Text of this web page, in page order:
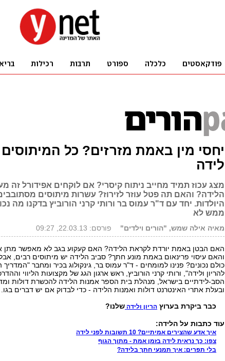
יחסי מין באמת מזרזים? כל
לידה
מצג עכוז תמיד מחייב ניתוח קיסרי? אם לוקחים אפידורל זה
הלידה? והאם תה פטל עוזר לזירוז? עשרות מיתוסים
היולדות. יחד עם ד"ר עמוס בר ורותי קרני הורוביץ בדקנו מה
ממש לא
מאיה אילה שמש, "הורים וילדים" פורסם: 22.03.13, 09:27
האם הבטן באמת יורדת לקראת הלידה? האם קעקוע בגב לא מאפשר מתן
והאם עיסוי פרינאום באמת מונע חתך? סביב הלידה יש מיתוסים רבים,
כולם נכונים? פנינו למומחים - ד"ר עמוס בר, גינקולוג בכיר ומחבר "המדריך
להריון ולידה", ורותי קרני הורוביץ, ראש ארגון הגג של מקצועות הליווי
הסב-לידתיים בישראל, מנהלת בית הספר אמנות הלידה להכשרת דולות
ובעלת אתרי האינטרנט דולות ואמנות הלידה - כדי לבדוק אם יש דברים בגו.
כבר ביקרת בערוץ הריון ולידה שלנו?
עוד כתבות על הלידה:
איך אדע שהצירים אמיתיים? 10 תשובות לפני לידה
צפו: כך נראית לידה בזמן אמת - מתוך הגוף
בלי תפרים: איך תמנעי חתך בלידה?